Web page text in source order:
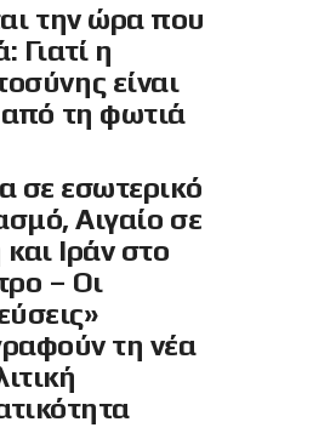
την ώρα που
Γιατί η
είναι
από τη φωτιά
σε εσωτερικό
Αιγαίο σε
Ιράν στο
– Οι
τη νέα